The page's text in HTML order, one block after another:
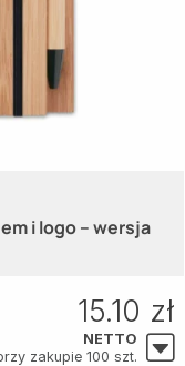
i logo – wersja
15.10 zł
NETTO
zakupie 100 szt.